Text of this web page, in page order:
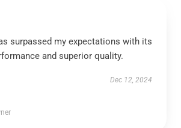
surpassed my expectations with its
and superior quality.
Dec 12, 2024